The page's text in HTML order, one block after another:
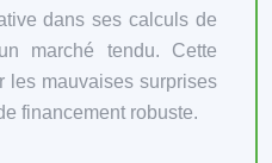
dans ses calculs de
marché tendu. Cette
les mauvaises surprises
financement robuste.